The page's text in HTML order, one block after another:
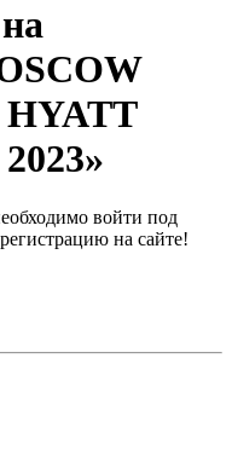
войти под
на сайте!